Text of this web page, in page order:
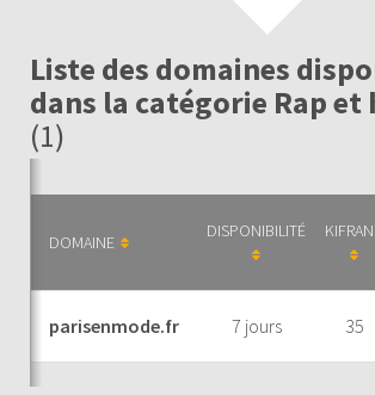
Liste des domaines
dans la catégorie Rap et
(1)
DOMAINE
DISPONIBILITÉ
parisenmode.fr 7 jours 35